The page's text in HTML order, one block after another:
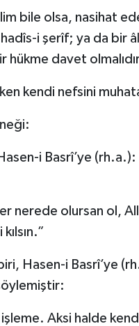
bile olsa, nasihat
i şerîf; ya da bir
hükme davet
kendi nefsini
i Basrî’ye
nerede olursan ol,
Hasen-i Basrî’ye
işleme. Aksi halde